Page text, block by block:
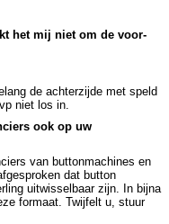
het mij niet om de voor-
de achterzijde met speld
niet los in.
ook op uw
van buttonmachines en
dat button
uitwisselbaar zijn. In bijna
formaat. Twijfelt u, stuur